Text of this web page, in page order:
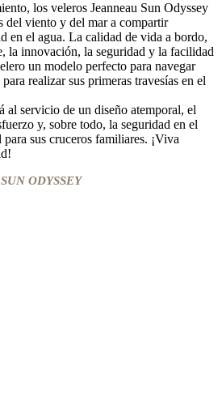
los veleros Jeanneau Sun Odyssey
del viento y del mar a compartir
en el agua. La calidad de vida a bordo,
la innovación, la seguridad y la facilidad
un modelo perfecto para navegar
realizar sus primeras travesías en el
al servicio de un diseño atemporal, el
y, sobre todo, la seguridad en el
sus cruceros familiares. ¡Viva
SUN ODYSSEY